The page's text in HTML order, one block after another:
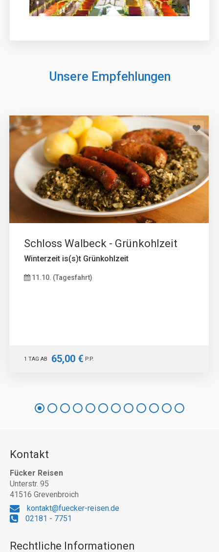
Unsere Empfehlungen
Schloss Walbeck - Grünkohlzeit
Winterzeit is(s)t Grünkohlzeit
11.10. (Tagesfahrt)
1 TAG AB 65,00 € P.P.
Kontakt
Fücker Reisen
Unterstr. 95
41516 Grevenbroich
kontakt@fuecker-reisen.de
02181 - 7751
Rechtliche Informationen